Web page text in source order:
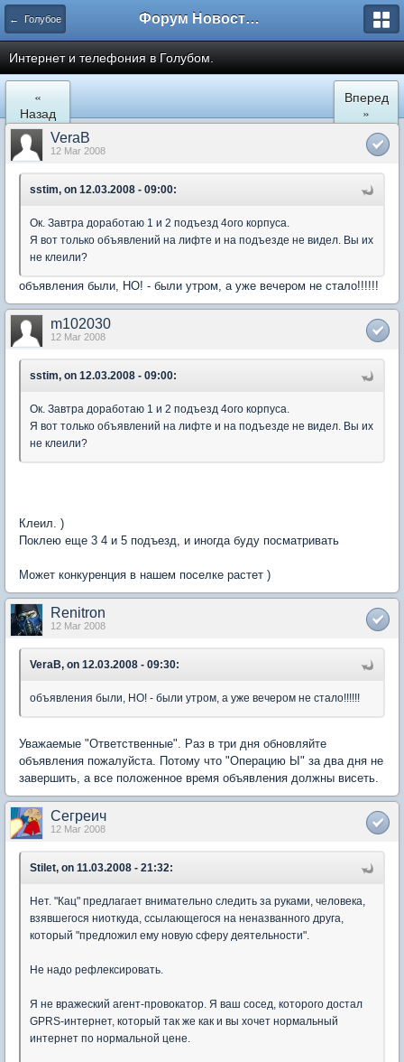
← Голубое Форум Новостройки
Интернет и телефония в Голубом.
«
Назад
Вперед
»
VeraB
12 Mar 2008
sstim, on 12.03.2008 - 09:00:
Ок. Завтра доработаю 1 и 2 подъезд 4ого корпуса.
Я вот только объявлений на лифте и на подъезде не видел. Вы их
не клеили?
объявления были, НО! - были утром, а уже вечером не стало!!!!!!
m102030
12 Mar 2008
sstim, on 12.03.2008 - 09:00:
Ок. Завтра доработаю 1 и 2 подъезд 4ого корпуса.
Я вот только объявлений на лифте и на подъезде не видел. Вы их
не клеили?
Клеил. )
Поклею еще 3 4 и 5 подъезд, и иногда буду посматривать
Может конкуренция в нашем поселке растет )
Renitron
12 Mar 2008
VeraB, on 12.03.2008 - 09:30:
объявления были, НО! - были утром, а уже вечером не стало!!!!!!
Уважаемые "Ответственные". Раз в три дня обновляйте
объявления пожалуйста. Потому что "Операцию Ы" за два дня не
завершить, а все положенное время объявления должны висеть.
Сегреич
12 Mar 2008
Stilet, on 11.03.2008 - 21:32:
Нет. "Кац" предлагает внимательно следить за руками, человека,
взявшегося ниоткуда, ссылающегося на неназванного друга,
который "предложил ему новую сферу деятельности".
Не надо рефлексировать.
Я не вражеский агент-провокатор. Я ваш сосед, которого достал
GPRS-интернет, который так же как и вы хочет нормальный
интернет по нормальной цене.